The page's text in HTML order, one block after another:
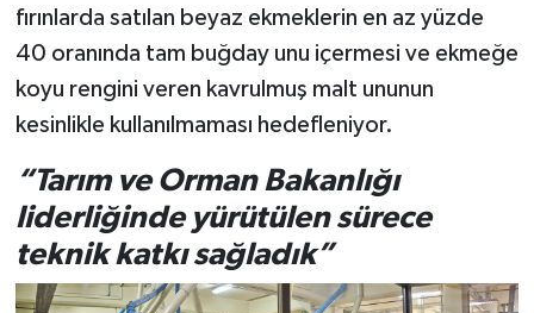
fırınlarda satılan beyaz ekmeklerin en az yüzde
40 oranında tam buğday unu içermesi ve ekmeğe
koyu rengini veren kavrulmuş malt ununun
kesinlikle kullanılmaması hedefleniyor.
“Tarım ve Orman Bakanlığı
liderliğinde yürütülen sürece
teknik katkı sağladık”